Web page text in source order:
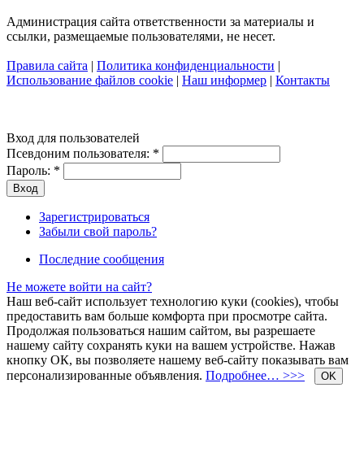
Администрация сайта ответственности за материалы и
ссылки, размещаемые пользователями, не несет.
Правила сайта | Политика конфиденциальности |
Использование файлов cookie | Наш информер | Контакты
Вход для пользователей
Псевдоним пользователя: *
Пароль: *
Зарегистрироваться
Забыли свой пароль?
Последние сообщения
Не можете войти на сайт?
Наш веб-сайт использует технологию куки (cookies), чтобы
предоставить вам больше комфорта при просмотре сайта.
Продолжая пользоваться нашим сайтом, вы разрешаете
нашему сайту сохранять куки на вашем устройстве. Нажав
кнопку ОК, вы позволяете нашему веб-сайту показывать вам
персонализированные объявления. Подробнее… >>> OK